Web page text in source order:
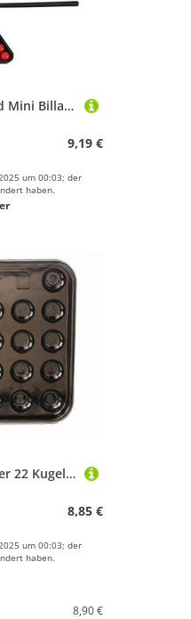
BSTCAR Tisch Billard Mini Billardtisch Set 16 Kugeln 2 Hinweise und 1 Dreieck, tragbarer Tisch Snooker Spiel Set Kinder und Erwachsene
9,19 €
um 00:03; der
haben.
Kugeltablett Snooker 22 Kugeln (ohne Kugeln)
8,85 €
um 00:03; der
haben.
8,90 €